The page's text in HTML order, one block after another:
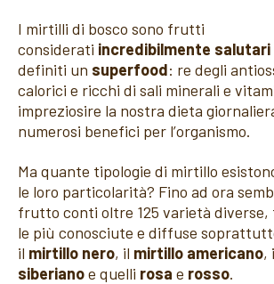
I mirtilli di bosco sono frutti
considerati incredibilmente salutari
definiti un superfood: re degli
calorici e ricchi di sali minerali e
impreziosire la nostra dieta
numerosi benefici per l’organismo.
Ma quante tipologie di mirtillo
le loro particolarità? Fino ad ora
frutto conti oltre 125 varietà diverse,
le più conosciute e diffuse
il mirtillo nero, il mirtillo americano,
siberianoe quelli rosa e rosso.